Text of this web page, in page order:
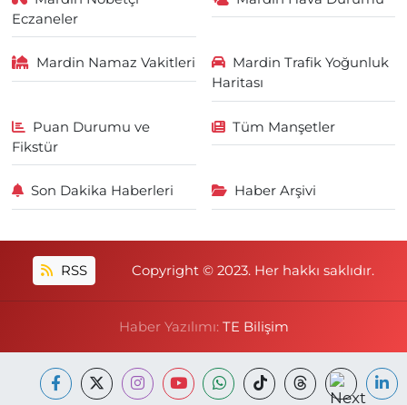
Eczaneler
Mardin Namaz Vakitleri
Mardin Trafik Yoğunluk
Haritası
Puan Durumu ve
Fikstür
Tüm Manşetler
Son Dakika Haberleri Haber Arşivi
RSS Copyright © 2023. Her hakkı saklıdır.
Haber Yazılımı: TE Bilişim